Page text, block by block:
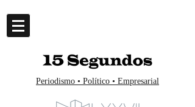
Periodismo • Político • Empresarial